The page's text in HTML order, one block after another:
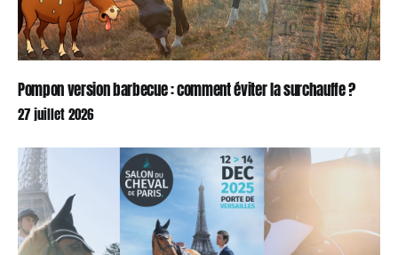
Pompon version barbecue : comment éviter la surchauffe ?
27 juillet 2026